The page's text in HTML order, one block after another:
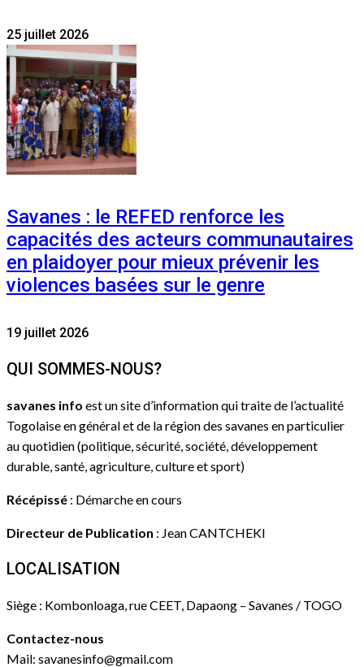
25 juillet 2026
Savanes : le REFED renforce les
capacités des acteurs communautaires
en plaidoyer pour mieux prévenir les
violences basées sur le genre
19 juillet 2026
QUI SOMMES-NOUS?
savanes info est un site d’information qui traite de l’actualité
Togolaise en général et de la région des savanes en particulier
au quotidien (politique, sécurité, société, développement
durable, santé, agriculture, culture et sport)
Récépissé : Démarche en cours
Directeur de Publication : Jean CANTCHEKI
LOCALISATION
Siège : Kombonloaga, rue CEET, Dapaong – Savanes / TOGO
Contactez-nous
Mail: savanesinfo@gmail.com